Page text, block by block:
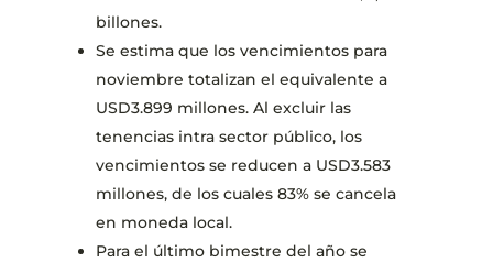
billones.
Se estima que los vencimientos para
noviembre totalizan el equivalente a
USD3.899 millones. Al excluir las
tenencias intra sector público, los
vencimientos se reducen a USD3.583
millones, de los cuales 83% se cancela
en moneda local.
Para el último bimestre del año se